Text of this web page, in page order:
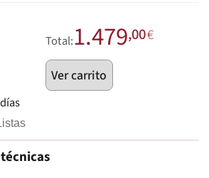
Total:1.479,00€
Ver carrito